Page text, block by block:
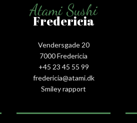
Atami Sushi
Fredericia
Vendersgade 20
7000 Fredericia
+45 23 45 55 99
fredericia@atami.dk
Smiley rapport